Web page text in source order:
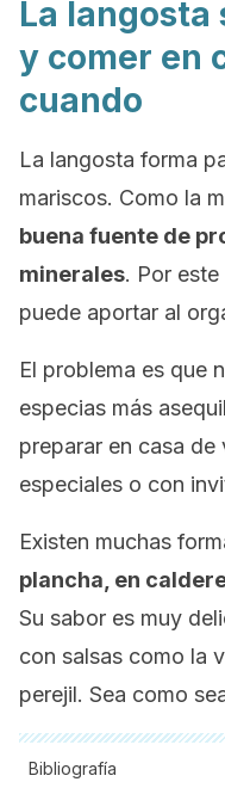
La langosta
y comer en
cuando
La langosta forma
mariscos. Como la
buena fuente de
minerales. Por
puede aportar al
El problema es que
especias más
preparar en casa
especiales o con
Existen muchas
plancha, en
Su sabor es muy
con salsas como la
perejil. Sea como
Bibliografía